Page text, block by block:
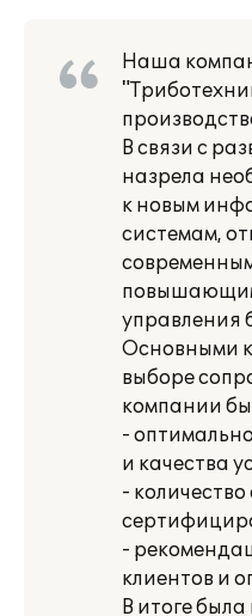
Наша
В связи с
назрела
к новым
системам,
управления
Основными
выборе
компании
-
и качества
-
-
клиентов и
В итоге